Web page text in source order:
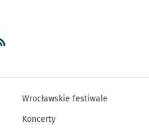
Wrocławskie festiwale
Koncerty